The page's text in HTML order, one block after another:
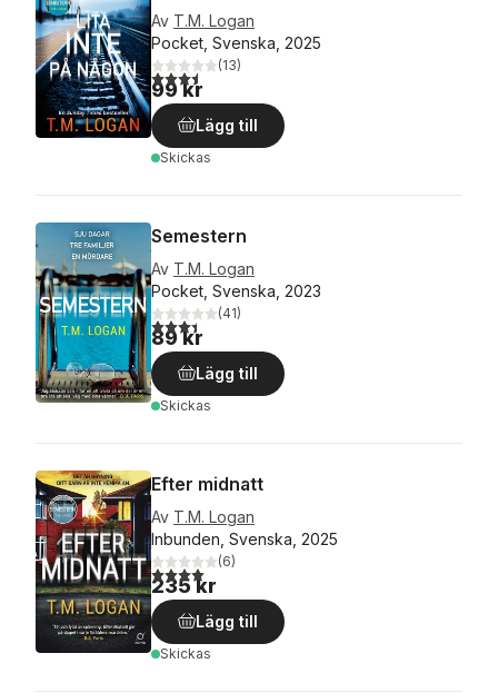
Av T.M. Logan
Pocket, Svenska, 2025
3,5utav 5 stjärnor. Totalt antal röster:
(13)
99 kr
Lägg till
Skickas
Semestern
Av T.M. Logan
Pocket, Svenska, 2023
3,4utav 5 stjärnor. Totalt antal röster:
(41)
89 kr
Lägg till
Skickas
Efter midnatt
Av T.M. Logan
Inbunden, Svenska, 2025
4,0utav 5 stjärnor. Totalt antal röster:
(6)
235 kr
Lägg till
Skickas